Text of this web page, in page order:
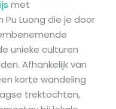
met
Luong die je door
unieke culturen
Afhankelijk van
korte wandeling
trektochten,